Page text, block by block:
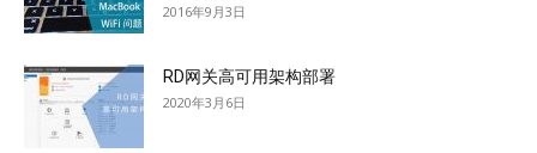
2016年9月3日
RD网关高可用架构部署
2020年3月6日